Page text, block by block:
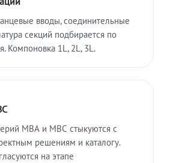
вводы, соединительные
секций подбирается по
Компоновка 1L, 2L, 3L.
МВА и МВС стыкуются с
решениям и каталогу.
на этапе